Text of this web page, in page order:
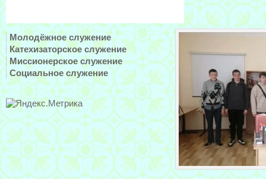
Молодёжное служение
Катехизаторское служение
Миссионерское служение
Социальное служение